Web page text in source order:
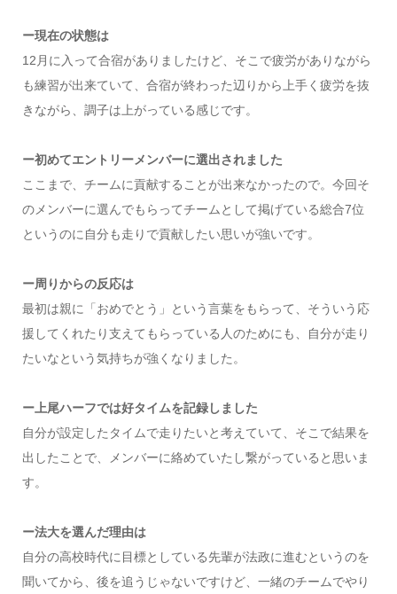
ー現在の状態は
12月に入って合宿がありましたけど、そこで疲労がありながら
も練習が出来ていて、合宿が終わった辺りから上手く疲労を抜
きながら、調子は上がっている感じです。
ー初めてエントリーメンバーに選出されました
ここまで、チームに貢献することが出来なかったので。今回そ
のメンバーに選んでもらってチームとして掲げている総合7位
というのに自分も走りで貢献したい思いが強いです。
ー周りからの反応は
最初は親に「おめでとう」という言葉をもらって、そういう応
援してくれたり支えてもらっている人のためにも、自分が走り
たいなという気持ちが強くなりました。
ー上尾ハーフでは好タイムを記録しました
自分が設定したタイムで走りたいと考えていて、そこで結果を
出したことで、メンバーに絡めていたし繋がっていると思いま
す。
ー法大を選んだ理由は
自分の高校時代に目標としている先輩が法政に進むというのを
聞いてから、後を追うじゃないですけど、一緒のチームでやり